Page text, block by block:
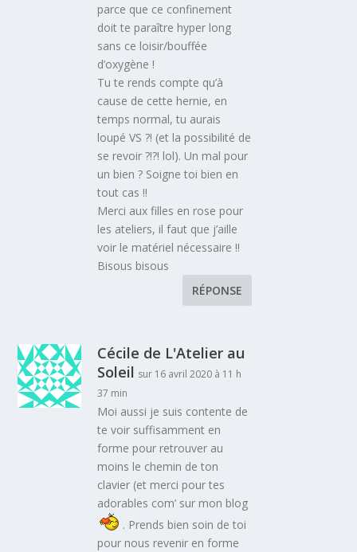
parce que ce confinement
doit te paraître hyper long
sans ce loisir/bouffée
d’oxygène !
Tu te rends compte qu’à
cause de cette hernie, en
temps normal, tu aurais
loupé VS ?! (et la possibilité de
se revoir ?!?! lol). Un mal pour
un bien ? Soigne toi bien en
tout cas !!
Merci aux filles en rose pour
les ateliers, il faut que j’aille
voir le matériel nécessaire !!
Bisous bisous
RÉPONSE
Cécile de L'Atelier au
Soleil sur 16 avril 2020 à 11 h
37 min
Moi aussi je suis contente de
te voir suffisamment en
forme pour retrouver au
moins le chemin de ton
clavier (et merci pour tes
adorables com’ sur mon blog
. Prends bien soin de toi
pour nous revenir en forme